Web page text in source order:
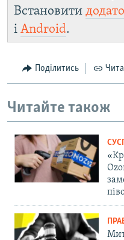
Встановити
і Android.
Поділитись
Читайте також